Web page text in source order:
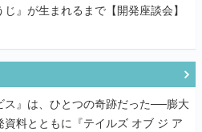
じ』が生まれるまで【開発座談会】
ス』は、ひとつの奇跡だった──膨大
資料とともに『テイルズ オブ ジ ア